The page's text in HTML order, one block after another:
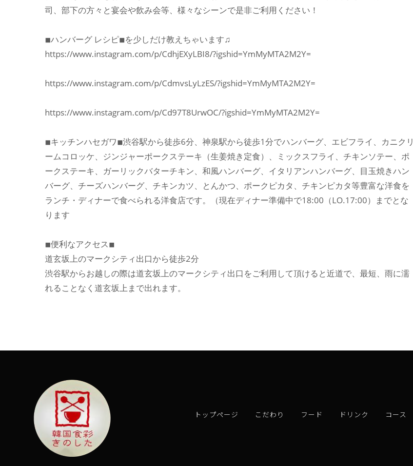
司、部下の方々と宴会や飲み会等、様々なシーンで是非ご利用ください！
◾︎ハンバーグ レシピ◾︎を少しだけ教えちゃいます♫
https://www.instagram.com/p/CdhjEXyLBI8/?igshid=YmMyMTA2M2Y=
https://www.instagram.com/p/CdmvsLyLzES/?igshid=YmMyMTA2M2Y=
https://www.instagram.com/p/Cd97T8UrwOC/?igshid=YmMyMTA2M2Y=
◾︎キッチンハセガワ◾︎渋谷駅から徒歩6分、神泉駅から徒歩1分でハンバーグ、エビフライ、カニクリ
ームコロッケ、ジンジャーポークステーキ（生姜焼き定食）、ミックスフライ、チキンソテー、ポ
ークステーキ、ガーリックバターチキン、和風ハンバーグ、イタリアンハンバーグ、目玉焼きハン
バーグ、チーズハンバーグ、チキンカツ、とんかつ、ポークピカタ、チキンピカタ等豊富な洋食を
ランチ・ディナーで食べられる洋食店です。（現在ディナー準備中で18:00（LO.17:00）までとな
ります
◾︎便利なアクセス◾︎
道玄坂上のマークシティ出口から徒歩2分
渋谷駅からお越しの際は道玄坂上のマークシティ出口をご利用して頂けると近道で、最短、雨に濡
れることなく道玄坂上まで出れます。
トップページ こだわり フード ドリンク コース